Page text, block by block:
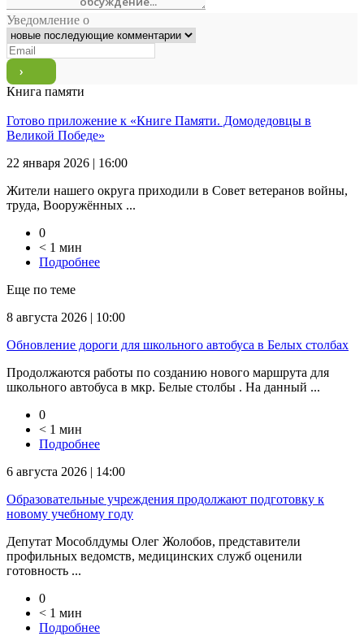
Уведомление о
Книга памяти
Готово приложение к «Книге Памяти. Домодедовцы в
Великой Победе»
22 января 2026 | 16:00
Жители нашего округа приходили в Совет ветеранов войны,
труда, Вооружённых ...
0
< 1 мин
Подробнее
Еще по теме
8 августа 2026 | 10:00
Обновление дороги для школьного автобуса в Белых столбах
Продолжаются работы по созданию нового маршрута для
школьного автобуса в мкр. Белые столбы . На данный ...
0
< 1 мин
Подробнее
6 августа 2026 | 14:00
Образовательные учреждения продолжают подготовку к
новому учебному году
Депутат Мособлдумы Олег Жолобов, представители
профильных ведомств, медицинских служб оценили
готовность ...
0
< 1 мин
Подробнее